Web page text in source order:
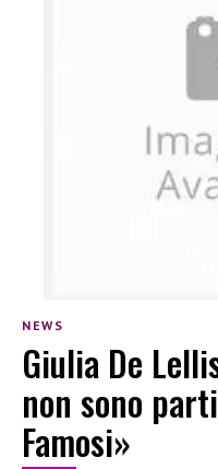
NEWS
Giulia De
non sono
Famosi»